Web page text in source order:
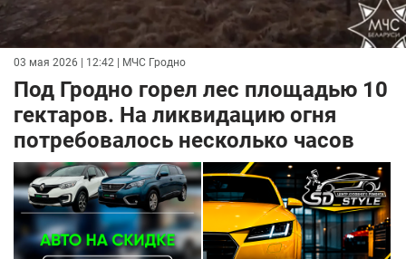
03 мая 2026 | 12:42 | МЧС Гродно
Под Гродно горел лес площадью 10
гектаров. На ликвидацию огня
потребовалось несколько часов